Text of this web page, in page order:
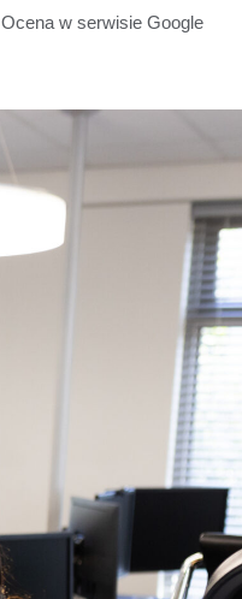
Ocena w serwisie Google